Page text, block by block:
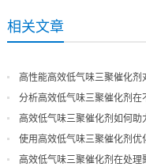
相关文章
高性能高效低气味三聚催化
分析高效低气味三聚催化剂
现
高效低气味三聚催化剂如何
量
使用高效低气味三聚催化剂优
高效低气味三聚催化剂在处